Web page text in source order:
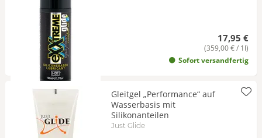
17,95 €
(359,00 € / 1l)
Sofort versandfertig
Gleitgel „Performance“ auf
Wasserbasis mit
Silikonanteilen
Just Glide